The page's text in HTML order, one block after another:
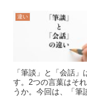
違い
「筆談」と「会話
す。2つの言葉はそ
うか。今回は、「筆